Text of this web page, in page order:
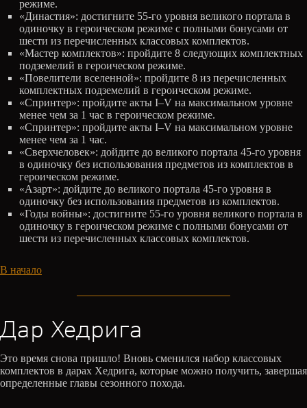
режиме.
«Династия»: достигните 55-го уровня великого портала в
одиночку в героическом режиме с полными бонусами от
шести из перечисленных классовых комплектов.
«Мастер комплектов»: пройдите 8 следующих комплектных
подземелий в героическом режиме.
«Повелители вселенной»: пройдите 8 из перечисленных
комплектных подземелий в героическом режиме.
«Спринтер»: пройдите акты I–V на максимальном уровне
менее чем за 1 час в героическом режиме.
«Спринтер»: пройдите акты I–V на максимальном уровне
менее чем за 1 час.
«Сверхчеловек»: дойдите до великого портала 45-го уровня
в одиночку без использования предметов из комплектов в
героическом режиме.
«Азарт»: дойдите до великого портала 45-го уровня в
одиночку без использования предметов из комплектов.
«Годы войны»: достигните 55-го уровня великого портала в
одиночку в героическом режиме с полными бонусами от
шести из перечисленных классовых комплектов.
В начало
Дар Хедрига
Это время снова пришло! Вновь сменился набор классовых
комплектов в дарах Хедрига, которые можно получить, завершая
определенные главы сезонного похода.